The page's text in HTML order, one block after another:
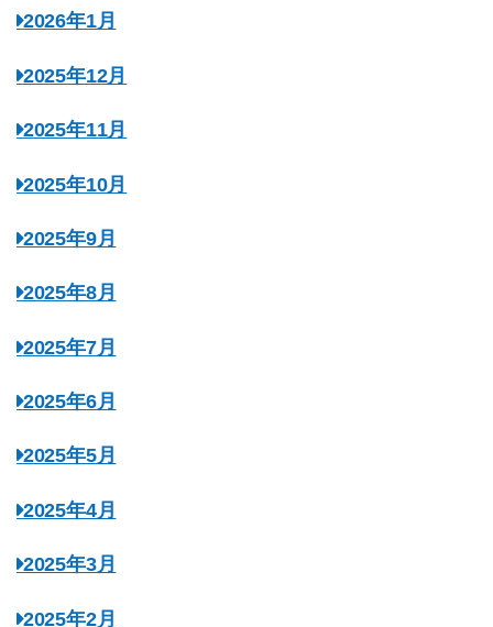
2026年1月
2025年12月
2025年11月
2025年10月
2025年9月
2025年8月
2025年7月
2025年6月
2025年5月
2025年4月
2025年3月
2025年2月